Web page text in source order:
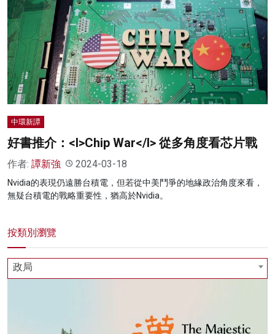
科技
影片
名家榜
灼見活動
關於我們
中環新譚
好書推介：<I>Chip War</I> 從多角度看芯片戰
作者: 譚新強 2024-03-18
Nvidia的表現仍遠勝台積電，但若從中美鬥爭的地緣政治角度來看，
無疑台積電的戰略重要性，猶高於Nvidia。
按類別瀏覽
政局